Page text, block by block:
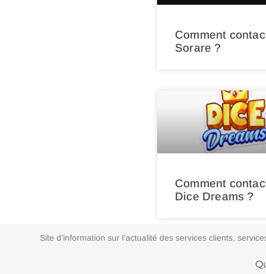
Comment
Sorare ?
Comment
Dice Dreams ?
Site d’information sur l’actualité des services clients,